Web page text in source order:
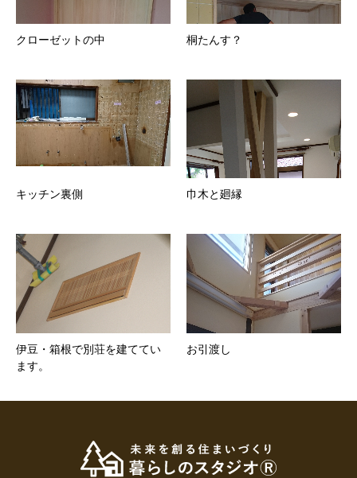
クローゼットの中 桐たんす？
キッチン裏側 巾木と廻縁
伊豆・箱根で別荘を建ててい
ます。
お引渡し